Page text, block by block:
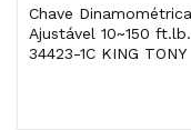
Chave Dinamométrica
Ajustável 10~150 ft.lb.
34423-1C KING TONY